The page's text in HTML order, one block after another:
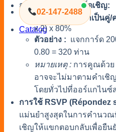
02-147-2488
Catalog
สูตรพื้นฐานจากการ์ดเชิญ:
แขกส่วนใหญ่มาเป็นคู่/
x 2) x 80%
ตัวอย่าง : แจกการ์ด
0.80 = 320 ท่าน
หมายเหตุ : การคูณด้วย
อาจจะไม่มาตามคำเชิ
โดยทั่วไปที่ออร์แกไนซ์
การใช้ RSVP (Répondez
แม่นยำสูงสุดในการคำนวณ
เชิญให้แขกตอบกลับเพื่อยืน